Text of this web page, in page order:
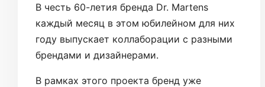
В честь 60-летия бренда Dr. Martens
каждый месяц в этом юбилейном для них
году выпускает коллаборации с разными
брендами и дизайнерами.
В рамках этого проекта бренд уже